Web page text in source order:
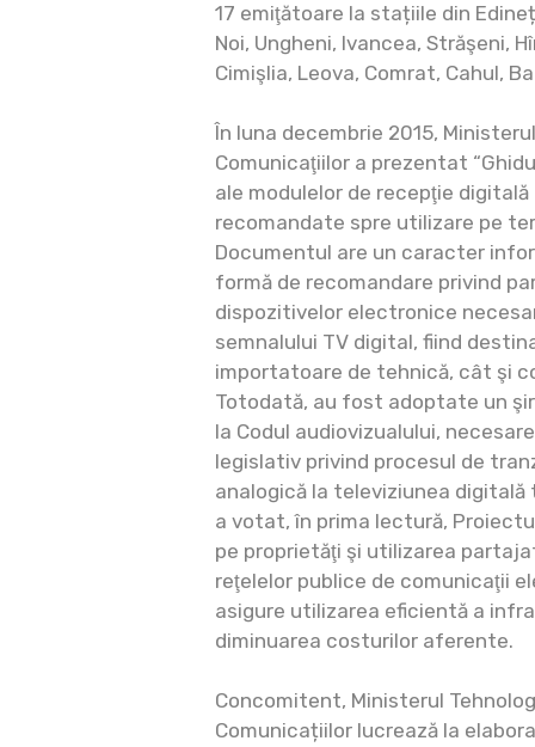
17 emiţătoare la stațiile din
Noi, Ungheni, Ivancea, Străşeni,
Cimişlia, Leova, Comrat, Cahul,
În luna decembrie 2015,
Comunicaţiilor a prezentat
ale modulelor de recepţie
recomandate spre utilizare pe
Documentul are un caracter
formă de recomandare privind
dispozitivelor electronice
semnalului TV digital, fiind
importatoare de tehnică, cât şi
Totodată, au fost adoptate un
la Codul audiovizualului,
legislativ privind procesul de
analogică la televiziunea
a votat, în prima lectură,
pe proprietăţi şi utilizarea
reţelelor publice de comunicaţii
asigure utilizarea eficientă a
diminuarea costurilor aferente.
Concomitent, Ministerul
Comunicațiilor lucrează la